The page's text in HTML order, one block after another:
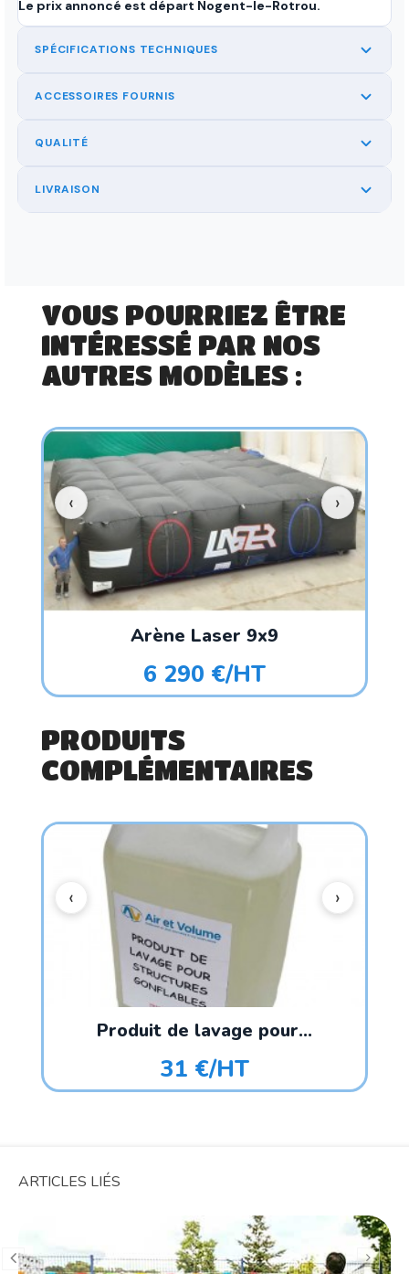
Le prix annoncé est départ Nogent-le-Rotrou.
SPÉCIFICATIONS TECHNIQUES
ACCESSOIRES FOURNIS
QUALITÉ
LIVRAISON
VOUS POURRIEZ ÊTRE
INTÉRESSÉ PAR NOS
AUTRES MODÈLES :
Arène Laser 9x9
6 290 €/HT
PRODUITS
COMPLÉMENTAIRES
Produit de lavage pour...
31 €/HT
ARTICLES LIÉS